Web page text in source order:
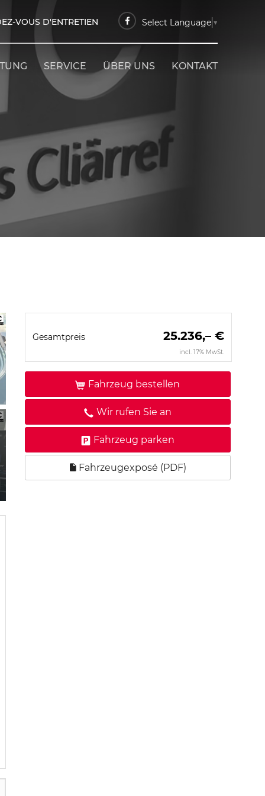
VOUS D'ENTRETIEN Select Language ▼
SERVICE ÜBER UNS KONTAKT
Gesamtpreis 25.236,– €
incl. 17% MwSt.
Fahrzeug bestellen
Wir rufen Sie an
Fahrzeug parken
Fahrzeugexposé (PDF)